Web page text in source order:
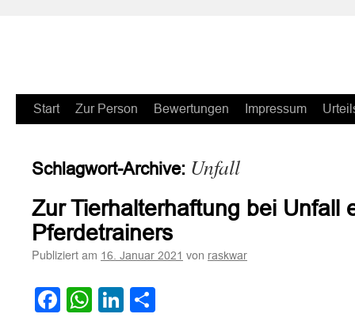
Zum
springen
Start Zur Person Bewertungen Impressum
Schlagwort-Archive: Unfall
Zur Tierhalterhaftung bei Unfall
Pferdetrainers
Publiziert am 16. Januar 2021 von raskwar
Facebook
WhatsApp
LinkedIn